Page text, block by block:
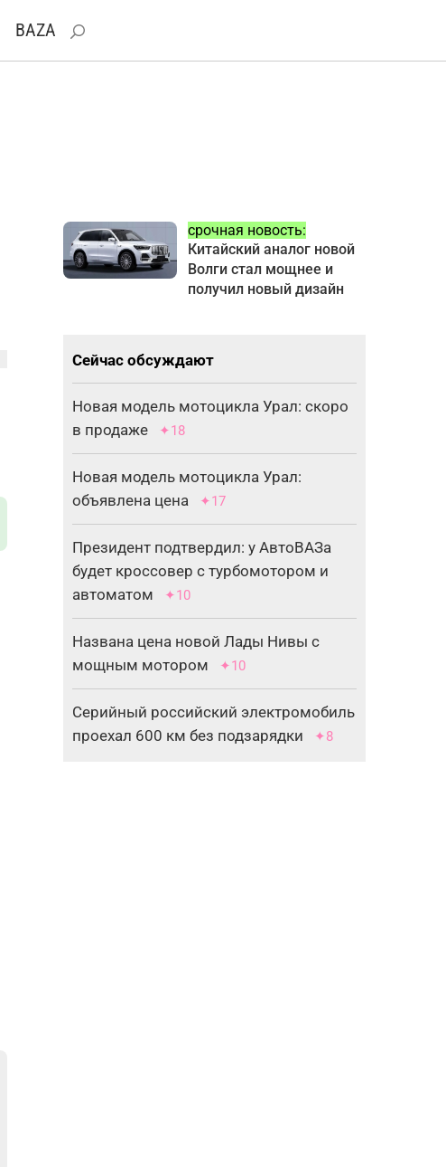
BAZA
срочная новость:
Китайский аналог новой
Волги стал мощнее и
получил новый дизайн
Сейчас обсуждают
Новая модель мотоцикла Урал: скоро
в продаже
✦18
Новая модель мотоцикла Урал:
объявлена цена
✦17
Президент подтвердил: у АвтоВАЗа
будет кроссовер с турбомотором и
автоматом
✦10
Названа цена новой Лады Нивы с
мощным мотором
✦10
Серийный российский электромобиль
проехал 600 км без подзарядки
✦8